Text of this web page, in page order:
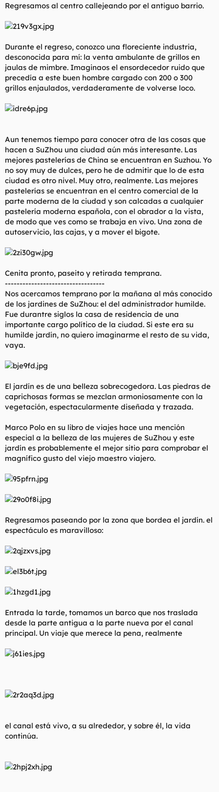
Regresamos al centro callejeando por el antiguo barrio.
Durante el regreso, conozco una floreciente industria,
desconocida para mí: la venta ambulante de grillos en
jaulas de mimbre. Imaginaos el ensordecedor ruido que
precedía a este buen hombre cargado con 200 o 300
grillos enjaulados, verdaderamente de volverse loco.
Aun tenemos tiempo para conocer otra de las cosas que
hacen a SuZhou una ciudad aún más interesante. Las
mejores pastelerías de China se encuentran en Suzhou. Yo
no soy muy de dulces, pero he de admitir que lo de esta
ciudad es otro nivel. Muy otro, realmente. Las mejores
pastelerías se encuentran en el centro comercial de la
parte moderna de la ciudad y son calcadas a cualquier
pastelería moderna española, con el obrador a la vista,
de modo que ves como se trabaja en vivo. Una zona de
autoservicio, las cajas, y a mover el bigote.
Cenita pronto, paseito y retirada temprana.
----------------------------------
Nos acercamos temprano por la mañana al más conocido
de los jardines de SuZhou: el del administrador humilde.
Fue durantre siglos la casa de residencia de una
importante cargo político de la ciudad. Si este era su
humilde jardín, no quiero imaginarme el resto de su vida,
vaya.
El jardín es de una belleza sobrecogedora. Las piedras de
caprichosas formas se mezclan armoniosamente con la
vegetación, espectacularmente diseñada y trazada.
Marco Polo en su libro de viajes hace una mención
especial a la belleza de las mujeres de SuZhou y este
jardín es probablemente el mejor sitio para comprobar el
magnífico gusto del viejo maestro viajero.
Regresamos paseando por la zona que bordea el jardín. el
espectáculo es maravilloso:
Entrada la tarde, tomamos un barco que nos traslada
desde la parte antigua a la parte nueva por el canal
principal. Un viaje que merece la pena, realmente
el canal está vivo, a su alrededor, y sobre él, la vida
continúa.